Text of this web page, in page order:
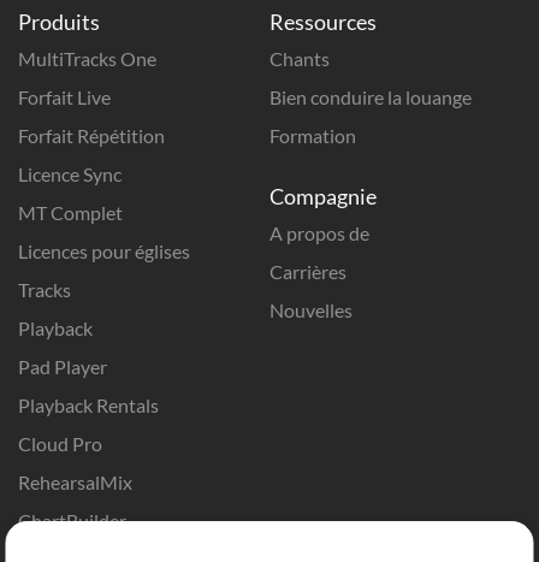
Produits
MultiTracks One
Forfait Live
Forfait Répétition
Licence Sync
MT Complet
Licences pour églises
Tracks
Playback
Pad Player
Playback Rentals
Cloud Pro
RehearsalMix
ChartBuilder
Ressources
Chants
Bien conduire la louange
Formation
Compagnie
A propos de
Carrières
Nouvelles